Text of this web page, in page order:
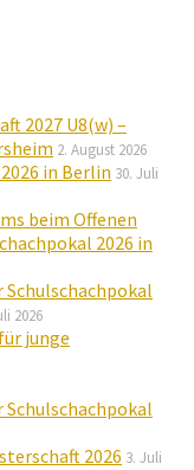
2027 U8(w) –
2. August 2026
in Berlin 30. Juli
beim Offenen
2026 in
2026
junge
2026 3. Juli